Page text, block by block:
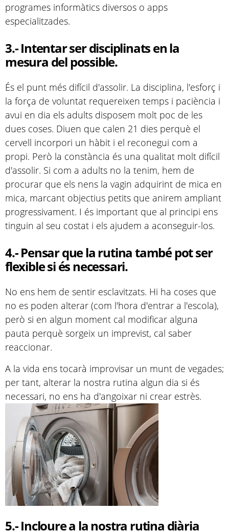
programes informàtics diversos o apps
especialitzades.
3.- Intentar ser disciplinats en la
mesura del possible.
És el punt més difícil d'assolir. La disciplina, l'esforç i
la força de voluntat requereixen temps i paciència i
avui en dia els adults disposem molt poc de les
dues coses. Diuen que calen 21 dies perquè el
cervell incorpori un hàbit i el reconegui com a
propi. Però la constància és una qualitat molt difícil
d'assolir. Si com a adults no la tenim, hem de
procurar que els nens la vagin adquirint de mica en
mica, marcant objectius petits que anirem ampliant
progressivament. I és important que al principi ens
tinguin al seu costat i els ajudem a aconseguir-los.
4.- Pensar que la rutina també pot ser
flexible si és necessari.
No ens hem de sentir esclavitzats. Hi ha coses que
no es poden alterar (com l'hora d'entrar a l'escola),
però si en algun moment cal modificar alguna
pauta perquè sorgeix un imprevist, cal saber
reaccionar.
A la vida ens tocarà improvisar un munt de vegades;
per tant, alterar la nostra rutina algun dia si és
necessari, no ens ha d'angoixar ni crear estrès.
5.-Incloure a la nostra rutina diària